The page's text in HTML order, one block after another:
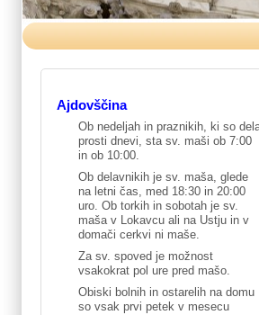
Ajdovščina
Ob nedeljah in praznikih, ki so
prosti dnevi, sta sv. maši ob 7:00
in ob 10:00.
Ob delavnikih je sv. maša, glede
na letni čas, med 18:30 in 20:00
uro. Ob torkih in sobotah je sv.
maša v Lokavcu ali na Ustju in v
domači cerkvi ni maše.
Za sv. spoved je možnost
vsakokrat pol ure pred mašo.
Obiski bolnih in ostarelih na domu
so vsak prvi petek v mesecu